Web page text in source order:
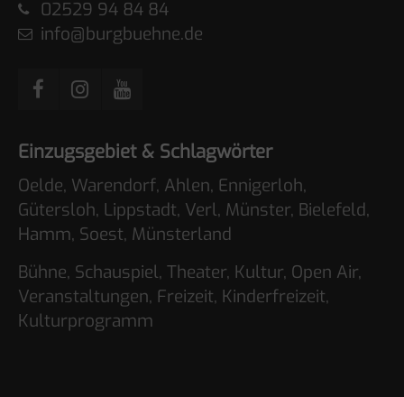
02529 94 84 84
info@burgbuehne.de
Einzugsgebiet & Schlagwörter
Oelde, Warendorf, Ahlen, Ennigerloh,
Gütersloh, Lippstadt, Verl, Münster, Bielefeld,
Hamm, Soest, Münsterland
Bühne, Schauspiel, Theater, Kultur, Open Air,
Veranstaltungen, Freizeit, Kinderfreizeit,
Kulturprogramm